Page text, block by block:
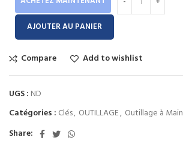
AJOUTER AU PANIER
Compare Add to wishlist
UGS : ND
Catégories : Clés, OUTILLAGE, Outillage à Main
Share: